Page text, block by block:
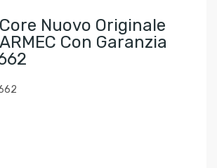
Core Nuovo Originale
ARMEC Con Garanzia